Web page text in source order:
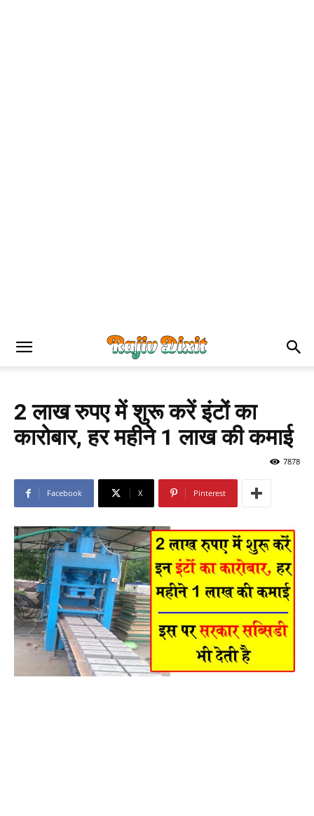
2 लाख रुपए में शुरू करें इंटों का
कारोबार, हर महीने 1 लाख की कमाई
7878
Facebook X Pinterest